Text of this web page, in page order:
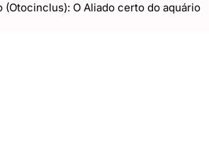
(Otocinclus): O Aliado certo do aquário